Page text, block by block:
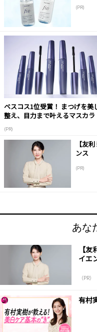
(PR)
ベスコス1位受賞！ まつげを美
整え、目力まで叶えるマスカラ
(PR)
【友
ンス
(PR)
あな
【
イエ
（PR）
有村